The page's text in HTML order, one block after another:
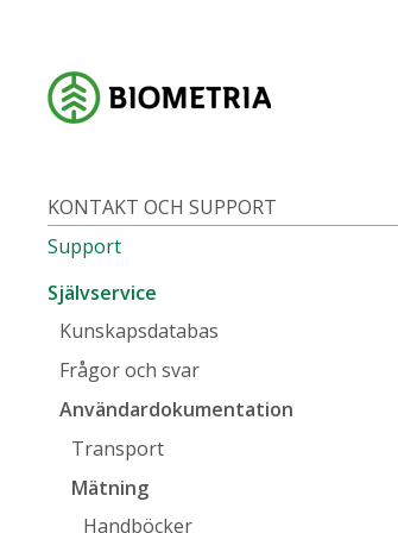
KONTAKT OCH SUPPORT
Support
Självservice
Kunskapsdatabas
Frågor och svar
Användardokumentation
Transport
Mätning
Handböcker